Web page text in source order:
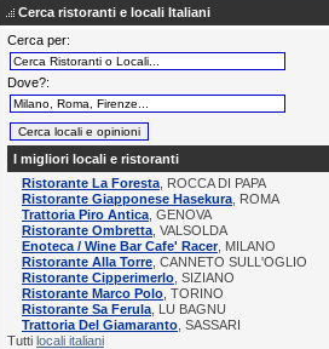
Cerca ristoranti e locali Italiani
Cerca per:
Dove?:
I migliori locali e ristoranti
Ristorante La Foresta , ROCCA DI PAPA
Ristorante Giapponese Hasekura , ROMA
Trattoria Piro Antica , GENOVA
Ristorante Ombretta , VALSOLDA
Enoteca / Wine Bar Cafe' Racer, MILANO
Ristorante Alla Torre , CANNETO SULL'OGLIO
Ristorante Cipperimerlo , SIZIANO
Ristorante Marco Polo , TORINO
Ristorante Sa Ferula , LU BAGNU
Trattoria Del Giamaranto , SASSARI
Tutti locali italiani